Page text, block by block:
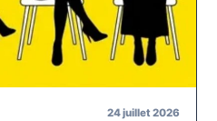
24 juillet 2026